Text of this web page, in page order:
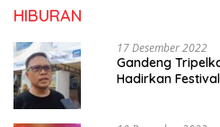
HIBURAN
17 Desember 2022
Gandeng
Hadirkan Festival